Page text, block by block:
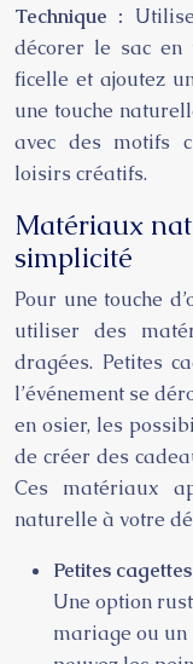
Technique :
décorer le sac
ficelle et ajoutez
une touche
avec des motifs
loisirs créatifs.
Matériaux
simplicité
Pour une touche
utiliser des
dragées. Petites
l’événement se
en osier, les
de créer des
Ces matériaux
naturelle à votre
Petites
Une option
mariage ou un